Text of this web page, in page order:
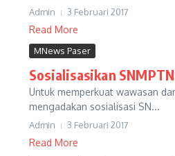
Admin 3 Februari 2017
Read More
MNews Paser
Sosialisasikan
Untuk memperkuat wawasan
mengadakan sosialisasi SN...
Admin 3 Februari 2017
Read More